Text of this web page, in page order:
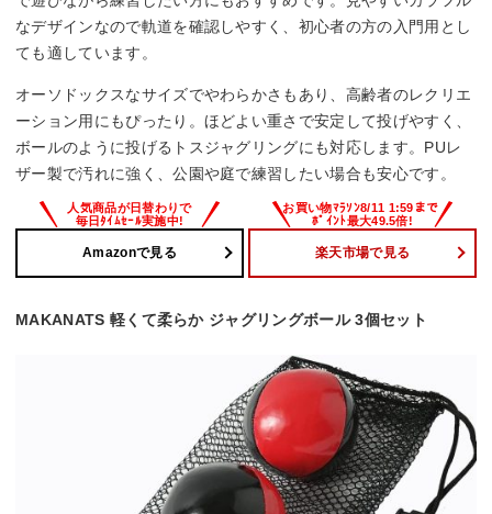
なデザインなので軌道を確認しやすく、初心者の方の入門用とし
ても適しています。
オーソドックスなサイズでやわらかさもあり、高齢者のレクリエ
ーション用にもぴったり。ほどよい重さで安定して投げやすく、
ボールのように投げるトスジャグリングにも対応します。PUレ
ザー製で汚れに強く、公園や庭で練習したい場合も安心です。
Amazonで見る 楽天市場で見る
MAKANATS 軽くて柔らか ジャグリングボール 3個セット